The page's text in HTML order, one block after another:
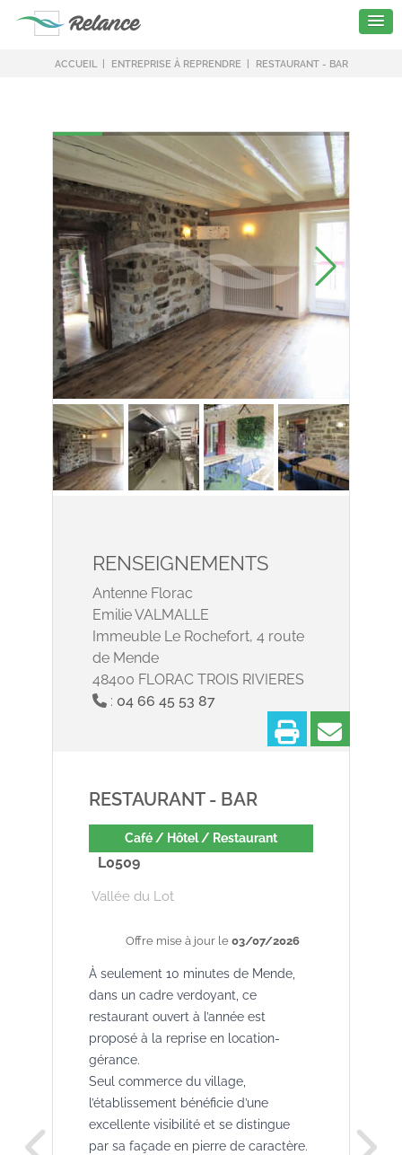
ACCUEIL ENTREPRISE À REPRENDRE RESTAURANT - BAR
RENSEIGNEMENTS
Antenne Florac
Emilie VALMALLE
Immeuble Le Rochefort, 4 route
de Mende
48400 FLORAC TROIS RIVIERES
: 04 66 45 53 87
RESTAURANT - BAR
Café / Hôtel / Restaurant
L0509
Vallée du Lot
Offre mise à jour le 03/07/2026
À seulement 10 minutes de Mende,
dans un cadre verdoyant, ce
restaurant ouvert à l’année est
proposé à la reprise en location-
gérance.
Seul commerce du village,
l’établissement bénéficie d’une
excellente visibilité et se distingue
par sa façade en pierre de caractère.